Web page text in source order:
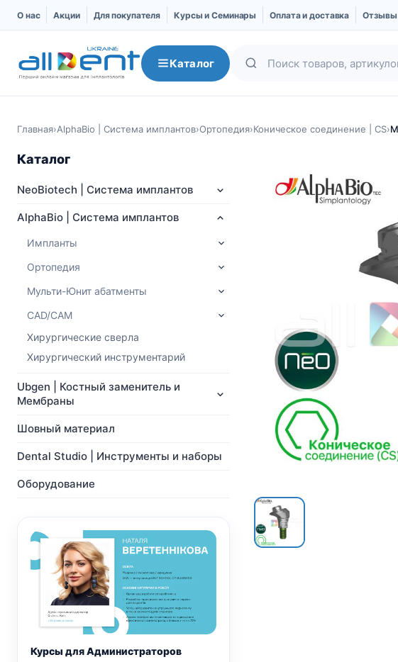
О нас Акции Для покупателя Курсы и Семинары Оплата и доставка Отзывы
Каталог
NeoBiotech | Система
NeoBiotech
Импланты
CAD/CAM
Показать все
AlphaBio | Система
Мульти-Юнит абатменты
Хирургические сверла
Показать все
Ubgen |
заменитель
Про
Для
Костный
Мембраны
Главная›AlphaBio | Система имплантов›Ортопедия›Коническое соединение | CS›
Каталог
NeoBiotech | Система имплантов
AlphaBio | Система имплантов
Импланты
Ортопедия
Мульти-Юнит абатменты
CAD/CAM
Хирургические сверла
Хирургический инструментарий
Ubgen | Костный заменитель и
Мембраны
Шовный материал
Dental Studio | Инструменты и наборы
Оборудование
Курсы для Администраторов